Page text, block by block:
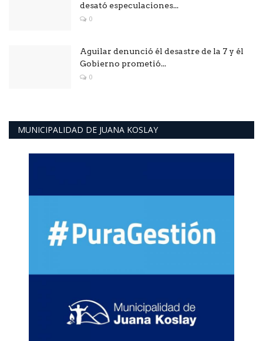
desató especulaciones...
0
Aguilar denunció él desastre de la 7 y él
Gobierno prometió...
0
MUNICIPALIDAD DE JUANA KOSLAY